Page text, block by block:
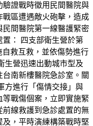
證戰時徵用民間醫院與
區遭遇敵火砲擊，造成
間醫院第一線醫護緊密
： 四支部衛生營於第
救互救，並依傷勢進行
生營迅速出動城市型及
南新樓醫院急診室。關
方進行「傷情交接」與
等戰傷個案，立即實施緊
線救護到急診處置的無
，平時演練構築戰時堅